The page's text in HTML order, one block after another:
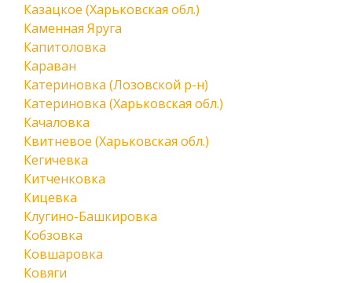
Казацкое (Харьковская обл.)
Каменная Яруга
Капитоловка
Караван
Катериновка (Лозовской р-н)
Катериновка (Харьковская обл.)
Качаловка
Квитневое (Харьковская обл.)
Кегичевка
Китченковка
Кицевка
Клугино-Башкировка
Кобзовка
Ковшаровка
Ковяги